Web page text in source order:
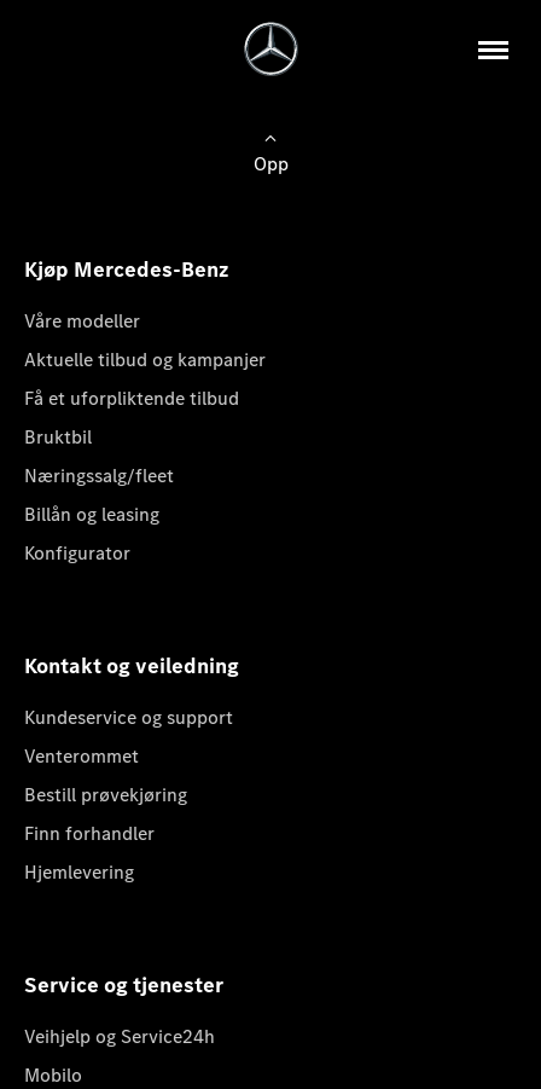
Opp
Kjøp Mercedes-Benz
Våre modeller
Aktuelle tilbud og kampanjer
Få et uforpliktende tilbud
Bruktbil
Næringssalg/fleet
Billån og leasing
Konfigurator
Kontakt og veiledning
Kundeservice og support
Venterommet
Bestill prøvekjøring
Finn forhandler
Hjemlevering
Service og tjenester
Veihjelp og Service24h
Mobilo